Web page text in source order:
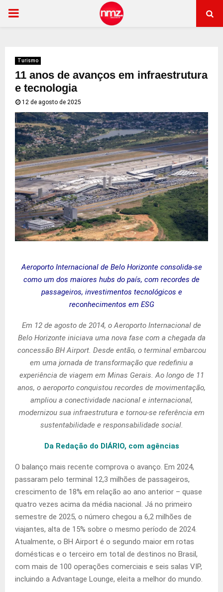
PRIMARY
Turismo
11 anos de avanços em infraestrutura
e tecnologia
12 de agosto de 2025
Aeroporto Internacional de Belo Horizonte consolida-se
como um dos maiores hubs do país, com recordes de
passageiros, investimentos tecnológicos e
reconhecimentos em ESG
Em 12 de agosto de 2014, o Aeroporto Internacional de
Belo Horizonte iniciava uma nova fase com a chegada da
concessão BH Airport. Desde então, o terminal embarcou
em uma jornada de transformação que redefiniu a
experiência de viagem em Minas Gerais. Ao longo de 11
anos, o aeroporto conquistou recordes de movimentação,
ampliou a conectividade nacional e internacional,
modernizou sua infraestrutura e tornou-se referência em
sustentabilidade e responsabilidade social.
Da Redação do DIÁRIO, com agências
O balanço mais recente comprova o avanço. Em 2024,
passaram pelo terminal 12,3 milhões de passageiros,
crescimento de 18% em relação ao ano anterior – quase
quatro vezes acima da média nacional. Já no primeiro
semestre de 2025, o número chegou a 6,2 milhões de
viajantes, alta de 15% sobre o mesmo período de 2024.
Atualmente, o BH Airport é o segundo maior em rotas
domésticas e o terceiro em total de destinos no Brasil,
com mais de 100 operações comerciais e seis salas VIP,
incluindo a Advantage Lounge, eleita a melhor do mundo.